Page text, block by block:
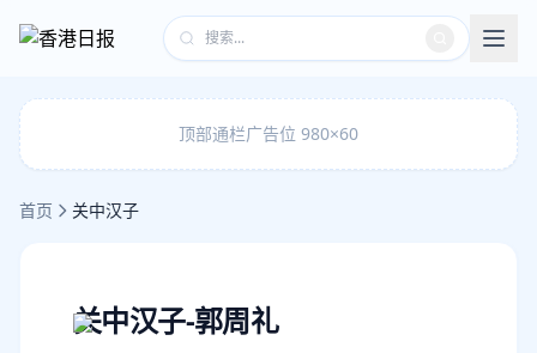
顶部通栏广告位 980×60
首页 关中汉子
关中汉子-郭周礼